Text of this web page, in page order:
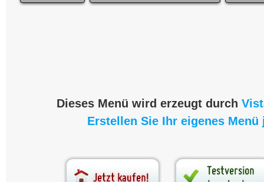
Dieses Menü wird erzeugt durch
Erstellen Sie Ihr eigenes Menü